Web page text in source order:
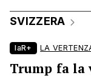
SVIZZERA
laR+ LA
Trump fa la